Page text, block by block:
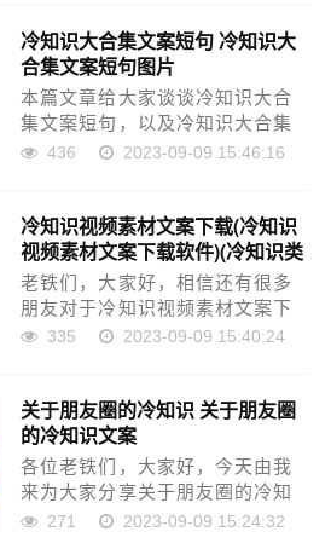
冷知识生活冷知识科普冷知识科
普女生必看趣味冷知识……
冷知识大合集文案短句 冷知识大
合集文案短句图片
本篇文章给大家谈谈冷知识大合
集文案短句，以及冷知识大合集
文案短句图片对应的知识点，文
重要的是希望对各位有所帮助，
可以解决了您的问题，……
436 2023-09-09 15:46:16
冷知识视频素材文案下载(冷知识
视频素材文案下载软件)(冷知识类
视频怎么制作)
老铁们，大家好，相信还有很多
朋友对于冷知识视频素材文案下
载和冷知识视频素材文案下载软
知识视频素材文案下载以及冷知
识视频素材文案下载软……
335 2023-09-09 15:40:24
关于朋友圈的冷知识 关于朋友圈
的冷知识文案
各位老铁们，大家好，今天由我
来为大家分享关于朋友圈的冷知
识，以及关于朋友圈的冷知识文
271 2023-09-09 15:24:32